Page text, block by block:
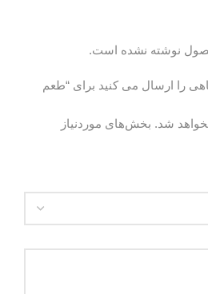
نوشته نشده است.
را ارسال می کنید برای “طعم
شد. بخش‌های موردنیاز